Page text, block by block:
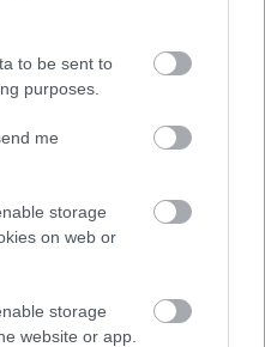
to be sent to
purposes.
me
storage
on web or
storage
website or app.
14 nap alatt 183-
a trend egy hétig még
lehet az elektív
Ennek
kaphatott az „első
szakképzett, akut
ápolónők részt venni a
ellátás minőségét,
kerülők
átlátható adatunk